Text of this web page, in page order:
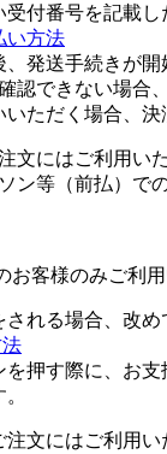
付番号を記載
い方法
発送手続きが
認できない場合
ただく場合、決
文にはご利用い
ン等（前払）で
お客様のみご利用
れる場合、改
押す際に、お支
文にはご利用い